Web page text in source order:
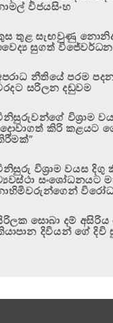
විජයසිංහ
තුළ සැඟවුණු
සුගත් විජේවර්ධන
නීතියේ පරම
සරිලන දඬුවම
විශ්‍රාම
කිරි කළයට
විශ්‍රාම වයස දිගු
සංශෝධනයට
සොබා දම්
දිවියන් ගේ දිවි